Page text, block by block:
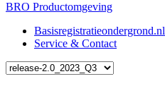
BRO Productomgeving
Basisregistratieondergrond.nl
Service & Contact